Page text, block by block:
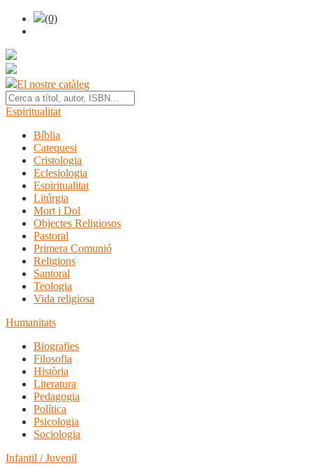
(0)
El nostre catàleg
Espiritualitat
Bíblia
Catequesi
Cristologia
Eclesiologia
Espiritualitat
Litúrgia
Mort i Dol
Objectes Religiosos
Pastoral
Primera Comunió
Religions
Santoral
Teologia
Vida religiosa
Humanitats
Biografies
Filosofia
Història
Literatura
Pedagogia
Política
Psicologia
Sociologia
Infantil / Juvenil